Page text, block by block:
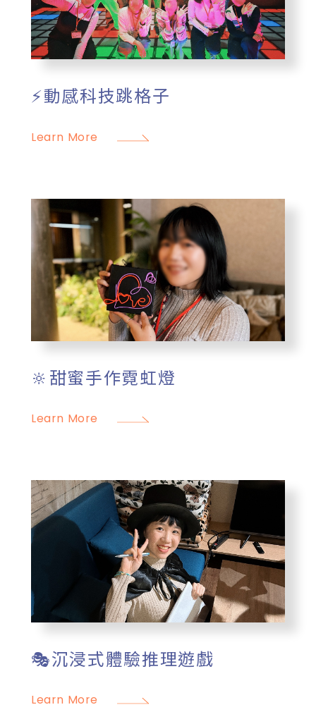
⚡️動感科技跳格子
Learn More
🔆甜蜜手作霓虹燈
Learn More
🎭沉浸式體驗推理遊戲
Learn More